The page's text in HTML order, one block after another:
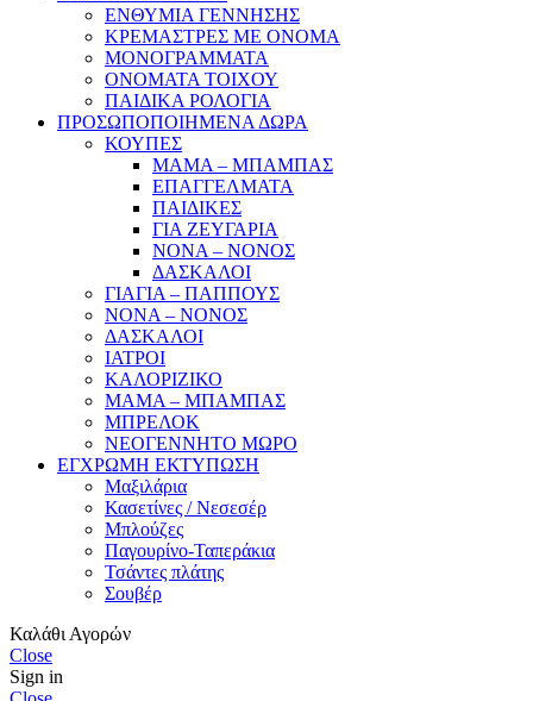
ΕΝΘΥΜΙΑ ΓΕΝΝΗΣΗΣ
ΚΡΕΜΑΣΤΡΕΣ ΜΕ ΟΝΟΜΑ
ΜΟΝΟΓΡΑΜΜΑΤΑ
ΟΝΟΜΑΤΑ ΤΟΙΧΟΥ
ΠΑΙΔΙΚΑ ΡΟΛΟΓΙΑ
ΠΡΟΣΩΠΟΠΟΙΗΜΕΝΑ ΔΩΡΑ
ΚΟΥΠΕΣ
ΜΑΜΑ – ΜΠΑΜΠΑΣ
ΕΠΑΓΓΕΛΜΑΤΑ
ΠΑΙΔΙΚΕΣ
ΓΙΑ ΖΕΥΓΑΡΙΑ
ΝΟΝΑ – ΝΟΝΟΣ
ΔΑΣΚΑΛΟΙ
ΓΙΑΓΙΑ – ΠΑΠΠΟΥΣ
ΝΟΝΑ – ΝΟΝΟΣ
ΔΑΣΚΑΛΟΙ
ΙΑΤΡΟΙ
ΚΑΛΟΡΙΖΙΚΟ
ΜΑΜΑ – ΜΠΑΜΠΑΣ
ΜΠΡΕΛΟΚ
ΝΕΟΓΕΝΝΗΤΟ ΜΩΡΟ
ΕΓΧΡΩΜΗ ΕΚΤΥΠΩΣΗ
Μαξιλάρια
Κασετίνες / Νεσεσέρ
Μπλούζες
Παγουρίνο-Ταπεράκια
Τσάντες πλάτης
Σουβέρ
Καλάθι Αγορών
Close
Sign in